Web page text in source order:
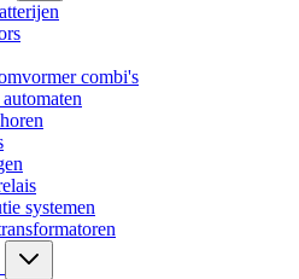
combi's
systemen